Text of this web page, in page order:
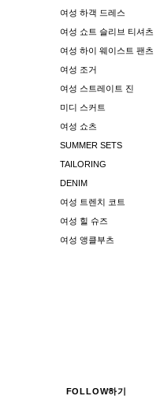
여성 하객 드레스
여성 쇼트 슬리브 티셔츠
여성 하이 웨이스트 팬츠
여성 조거
여성 스트레이트 진
미디 스커트
여성 쇼츠
SUMMER SETS
TAILORING
DENIM
여성 트렌치 코트
여성 힐 슈즈
여성 앵클부츠
FOLLOW하기